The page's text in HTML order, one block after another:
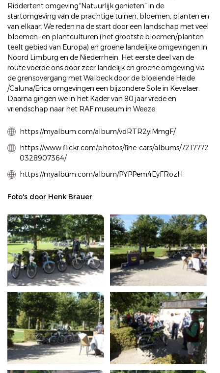
Riddertent omgeving“Natuurlijk genieten” in de
startomgeving van de prachtige tuinen, bloemen, planten en
van elkaar. We reden na de start door een landschap met veel
bloemen- en plantculturen (het grootste bloemen/planten
teelt gebied van Europa) en groene landelijke omgevingen in
Noord Limburg en de Niederrhein. Het eerste deel van de
route voerde ons door zeer landelijk en groene omgeving via
de grensovergang met Walbeck door de bloeiende Heide
/Caluna/Erica omgevingen een bijzondere Sole in Kevelaer.
Daarna gingen we in het Kader van 80 jaar vrede en
vriendschap naar het RAF museum in Weeze.
https://myalbum.com/album/vdRTR2yiMmgF/
https://www.flickr.com/photos/fine-cars/albums/7217772
0328907364/
https://myalbum.com/album/PYPPem4EyFRozH
Foto's door Henk Brauer